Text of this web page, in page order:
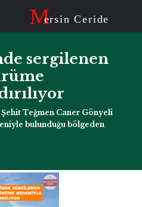
Mersin Ceride
sergilenen
Teğmen Caner Gönyeli
bulunduğu bölgeden